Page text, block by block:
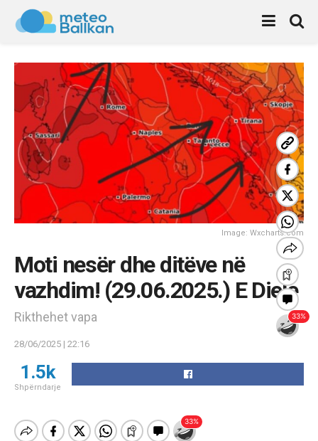
Image: Wxcharts.com
Moti nesër dhe ditëve në
vazhdim! (29.06.2025.) E Diele
Rikthehet vapa
28/06/2025 | 22:16
1.5k
Shpërndarje